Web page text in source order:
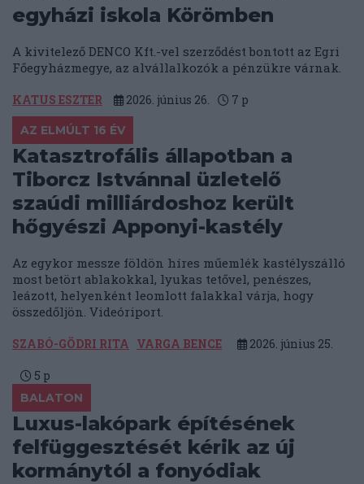
egyházi iskola Körömben
A kivitelező DENCO Kft.-vel szerződést bontott az Egri
Főegyházmegye, az alvállalkozók a pénzükre várnak.
KATUS ESZTER 2026. június 26. 7 p
AZ ELMÚLT 16 ÉV
Katasztrofális állapotban a
Tiborcz Istvánnal üzletelő
szaúdi milliárdoshoz került
hőgyészi Apponyi-kastély
Az egykor messze földön híres műemlék kastélyszálló
most betört ablakokkal, lyukas tetővel, penészes,
leázott, helyenként leomlott falakkal várja, hogy
összedőljön. Videóriport.
SZABÓ-GÖDRI RITA VARGA BENCE 2026. június 25.
5 p
BALATON
Luxus-lakópark építésének
felfüggesztését kérik az új
kormánytól a fonyódiak